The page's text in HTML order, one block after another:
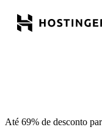
Até 69% de desconto